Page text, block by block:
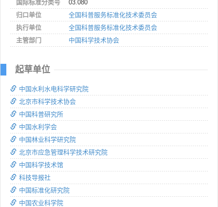
国际标准分类号
03.080
归口单位
全国科普服务标准化技术委员会
执行单位
全国科普服务标准化技术委员会
主管部门
中国科学技术协会
起草单位
中国水利水电科学研究院
北京市科学技术协会
中国科普研究所
中国水利学会
中国林业科学研究院
北京市应急管理科学技术研究院
中国科学技术馆
科技导报社
中国标准化研究院
中国农业科学院